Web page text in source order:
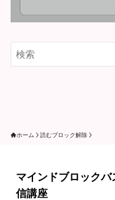
ホーム 読むブロック解除
マインドブロック
信講座